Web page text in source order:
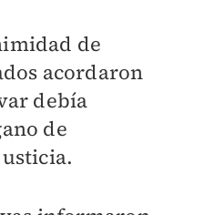
de
acordaron
debía
de